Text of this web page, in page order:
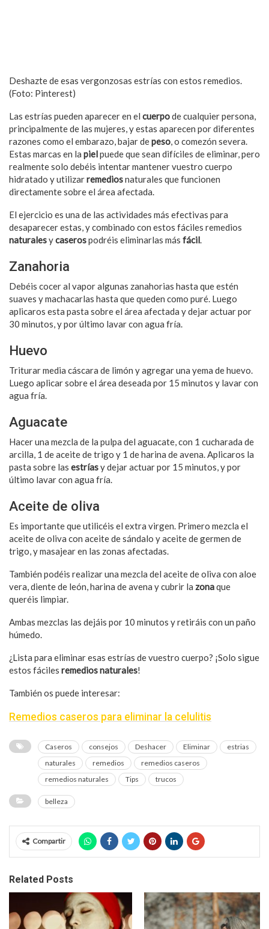
Deshazte de esas vergonzosas estrías con estos remedios.
(Foto: Pinterest)
Las estrías pueden aparecer en el cuerpode cualquier persona,
principalmente de las mujeres, y estas aparecen por diferentes
razones como el embarazo, bajar depeso, o comezón severa.
Estas marcas en la pielpuede que sean difíciles de eliminar, pero
realmente solo debéis intentar mantener vuestro cuerpo
hidratado y utilizarremediosnaturales que funcionen
directamente sobre el área afectada.
El ejercicio es una de las actividades más efectivas para
desaparecer estas, y combinado con estos fáciles remedios
naturalesycaserospodréis eliminarlas más fácil.
Zanahoria
Debéis cocer al vapor algunas zanahorias hasta que estén
suaves y machacarlas hasta que queden como puré. Luego
aplicaros esta pasta sobre el área afectada y dejar actuar por
30 minutos, y por último lavar con agua fría.
Huevo
Triturar media cáscara de limón y agregar una yema de huevo.
Luego aplicar sobre el área deseada por 15 minutos y lavar con
agua fría.
Aguacate
Hacer una mezcla de la pulpa del aguacate, con 1 cucharada de
arcilla, 1 de aceite de trigo y 1 de harina de avena. Aplicaros la
pasta sobre las estríasy dejar actuar por 15 minutos, y por
último lavar con agua fría.
Aceite de oliva
Es importante que utilicéis el extra virgen. Primero mezcla el
aceite de oliva con aceite de sándalo y aceite de germen de
trigo, y masajear en las zonas afectadas.
También podéis realizar una mezcla del aceite de oliva con aloe
vera, diente de león, harina de avena y cubrir la zonaque
queréis limpiar.
Ambas mezclas las dejáis por 10 minutos y retiráis con un paño
húmedo.
¿Lista para eliminar esas estrías de vuestro cuerpo? ¡Solo sigue
estos fáciles remedios naturales!
También os puede interesar:
Remedios caseros para eliminar la celulitis
Caseros consejos Deshacer Eliminar
estrias
naturales
remedios
remedios caseros
remedios naturales
Tips trucos
belleza
Compartir
Related Posts